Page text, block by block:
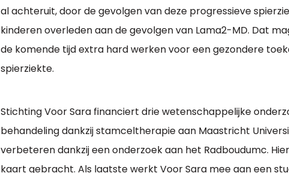
al achteruit, door de gevolgen van deze progressieve
kinderen overleden aan de gevolgen van Lama2-MD. Dat
de komende tijd extra hard werken voor een gezondere
spierziekte.
Stichting Voor Sara financiert drie wetenschappelijke
behandeling dankzij stamceltherapie aan Maastricht
verbeteren dankzij een onderzoek aan het Radboudumc.
kaart gebracht. Als laatste werkt Voor Sara mee aan een